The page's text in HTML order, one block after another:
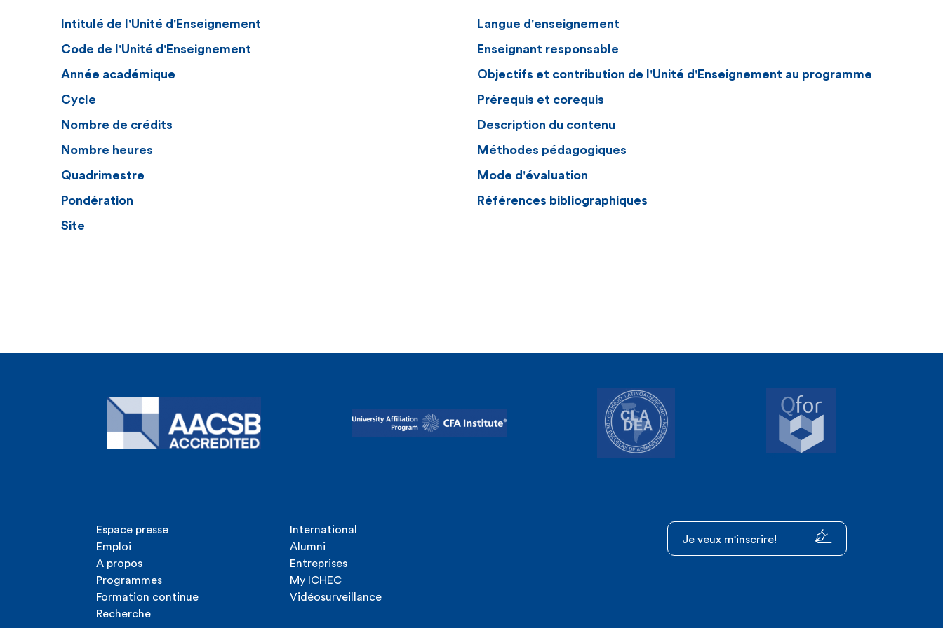
Intitulé de l'Unité d'Enseignement
Code de l'Unité d'Enseignement
Année académique
Cycle
Nombre de crédits
Nombre heures
Quadrimestre
Pondération
Site
Langue d'enseignement
Enseignant responsable
Objectifs et contribution de l'Unité d'Enseignement au programme
Prérequis et corequis
Description du contenu
Méthodes pédagogiques
Mode d'évaluation
Références bibliographiques
Espace presse
Emploi
A propos
Programmes
Formation continue
Recherche
International
Alumni
Entreprises
My ICHEC
Vidéosurveillance
Je veux m'inscrire!